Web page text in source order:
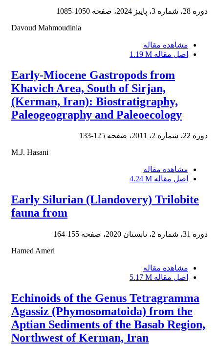
دوره 28، شماره 3، پاییز 2024، صفحه
1050-1085
Davoud Mahmoudinia
مشاهده مقاله
اصل مقاله 1.19 M
Early-Miocene Gastropods from
Khavich Area, South of Sirjan,
(Kerman, Iran): Biostratigraphy,
Paleogeography and Paleoecology
دوره 22، شماره 2، 2011، صفحه
125-133
M.J. Hasani
مشاهده مقاله
اصل مقاله 4.24 M
Early Silurian (Llandovery) Trilobite
fauna from
دوره 31، شماره 2، تابستان 2020، صفحه
155-164
Hamed Ameri
مشاهده مقاله
اصل مقاله 5.17 M
Echinoids of the Genus Tetragramma
Agassiz (Phymosomatoida) from the
Aptian Sediments of the Basab Region,
Northwest of Kerman, Iran